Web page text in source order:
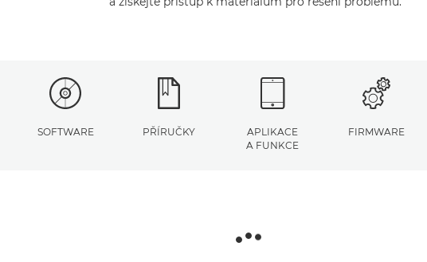
SOFTWARE PŘÍRUČKY
APLIKACE
A FUNKCE
FIRMWARE